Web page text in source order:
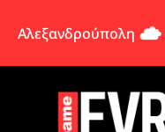
Αλεξανδρούπολη